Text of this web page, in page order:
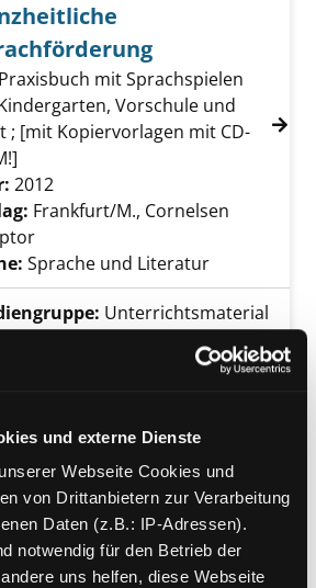
und externe Dienste
Webseite Cookies und
von Drittanbietern zur Verarbeitung
Daten (z.B.: IP-Adressen).
notwendig für den Betrieb der
uns helfen, diese Webseite
Details von Ganzheitliche
mit Sprachspielen
Vorschule und
; [mit Kopiervorlagen mit CD-
nach diesem Verfasser
2012
Frankfurt/M., Cornelsen
Sprache und Literatur
Unterrichtsmaterial
aufwachsen
und Chance für
2008
Werk:
Bibliothek III
Sachbuch
aufwachsen